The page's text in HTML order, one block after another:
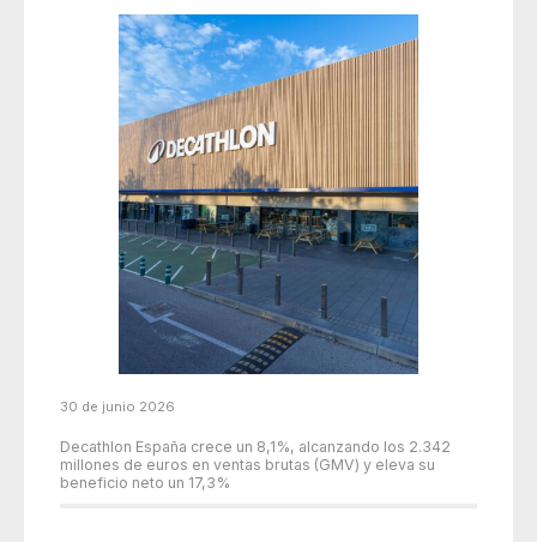
30 de junio 2026
Decathlon España crece un 8,1%, alcanzando los 2.342
millones de euros en ventas brutas (GMV) y eleva su
beneficio neto un 17,3%